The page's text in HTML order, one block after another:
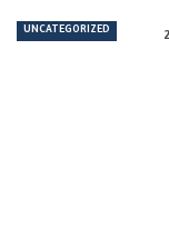
UNCATEGORIZED